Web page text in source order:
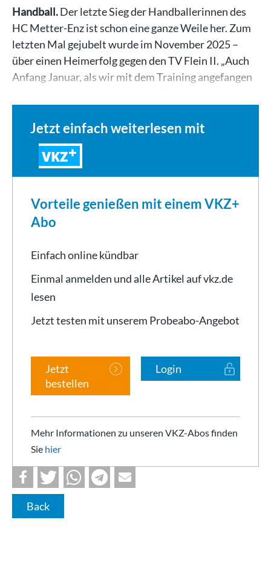
Handball.Der letzte Sieg der Handballerinnen des
HC Metter-Enz ist schon eine ganze Weile her. Zum
letzten Mal gejubelt wurde im November 2025 –
über einen Heimerfolg gegen den TV Flein II. „Auch
Anfang Januar, als wir mit dem Training angefangen
Jetzt einfach weiterlesen mit
VKZ
Vorteile genießen mit einem VKZ+
Abo
Einfach online kündbar
Einmal anmelden und alle Artikel auf vkz.de
lesen
Jetzt testen mit unserem Probeabo-Angebot
Jetzt
bestellen
Login
Mehr Informationen zu unseren VKZ-Abos finden
Sie hier
Back